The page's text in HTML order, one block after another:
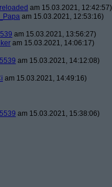
am 15.03.2021, 12:42:57)
am 15.03.2021, 12:53:16)
am 15.03.2021, 13:56:27)
am 15.03.2021, 14:06:17)
am 15.03.2021, 14:12:08)
am 15.03.2021, 14:49:16)
am 15.03.2021, 15:38:06)